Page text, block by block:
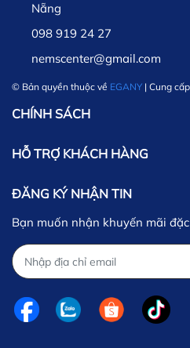
Nẵng
098 919 24 27
nemscenter@gmail.com
© Bản quyền thuộc về EGANY | Cung
CHÍNH SÁCH
HỖ TRỢ KHÁCH HÀNG
ĐĂNG KÝ NHẬN TIN
Bạn muốn nhận khuyến mãi